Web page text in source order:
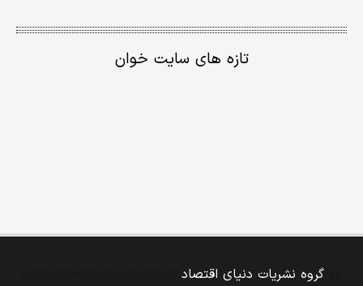
تازه های سایت خوان
گروه نشریات دنیای اقتصاد